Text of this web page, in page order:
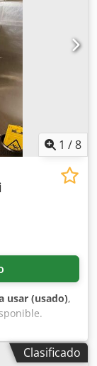
1 /8
usar (usado),
Mobiliario. 3)
para clientes
5)
Clasificado